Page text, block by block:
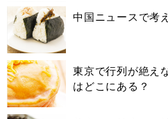
中国ニュースで考
東京で行列が絶え
はどこにある？